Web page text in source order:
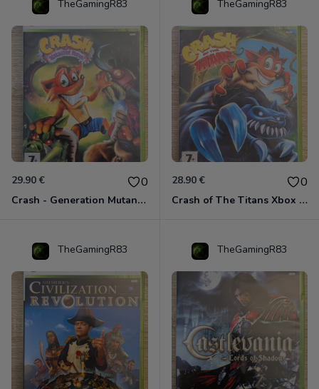
TheGamingR83
29.90 € 0
Crash - Generation Mutant Xbox 360
TheGamingR83
28.90 € 0
Crash of The Titans Xbox 360
TheGamingR83 TheGamingR83